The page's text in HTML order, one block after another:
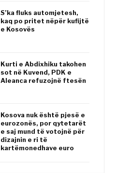
S’ka fluks automjetesh,
kaq po pritet nëpër kufijtë
e Kosovës
Kurti e Abdixhiku takohen
sot në Kuvend, PDK e
Aleanca refuzojnë ftesën
Kosova nuk është pjesë e
eurozonës, por qytetarët
e saj mund të votojnë për
dizajnin e ri të
kartëmonedhave euro